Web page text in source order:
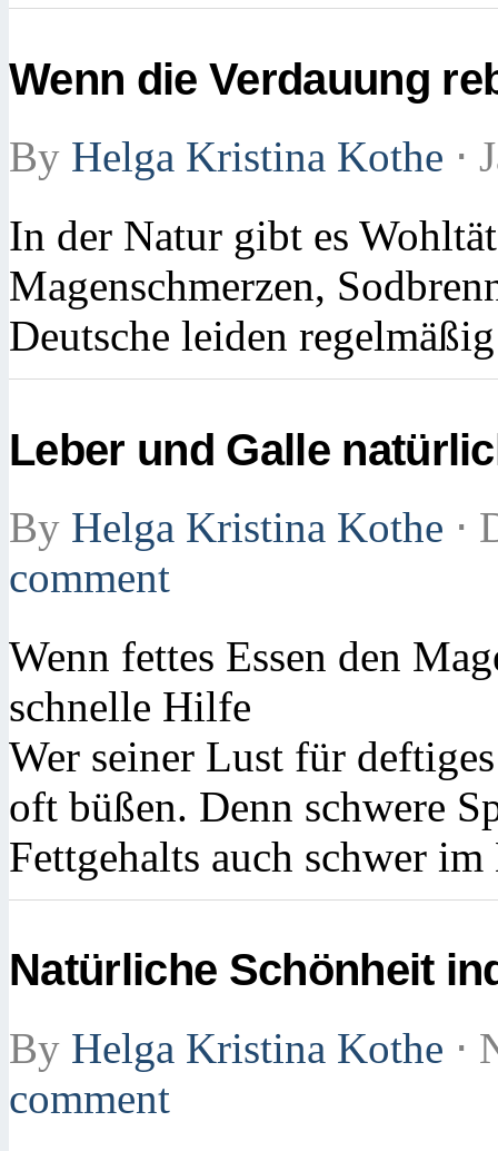
Wenn die Verdauung
By Helga Kristina Kothe ⋅
In der Natur gibt es
Magenschmerzen,
Deutsche leiden
Leber und Galle
By Helga Kristina Kothe ⋅
comment
Wenn fettes Essen den
schnelle Hilfe
Wer seiner Lust für
oft büßen. Denn schwere
Fettgehalts auch schwer im
Natürliche Schönheit
By Helga Kristina Kothe ⋅
comment